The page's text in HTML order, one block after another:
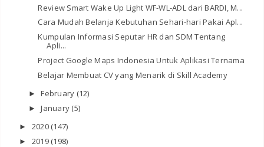
Review Smart Wake Up Light WF-WL-ADL dari BARDI, M...
Cara Mudah Belanja Kebutuhan Sehari-hari Pakai Apl...
Kumpulan Informasi Seputar HR dan SDM Tentang
Apli...
Project Google Maps Indonesia Untuk Aplikasi Ternama
Belajar Membuat CV yang Menarik di Skill Academy
►February (12)
►January (5)
► 2020 (147)
► 2019 (198)